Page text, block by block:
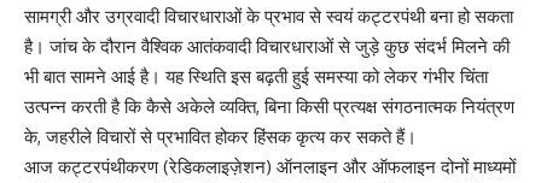
सामग्री और उग्रवादी विचारधाराओं के प्रभाव से स्वयं कट्टरपंथी बना हो सकता
है। जांच के दौरान वैश्विक आतंकवादी विचारधाराओं से जुड़े कुछ संदर्भ मिलने की
भी बात सामने आई है। यह स्थिति इस बढ़ती हुई समस्या को लेकर गंभीर चिंता
उत्पन्न करती है कि कैसे अकेले व्यक्ति, बिना किसी प्रत्यक्ष संगठनात्मक नियंत्रण
के, जहरीले विचारों से प्रभावित होकर हिंसक कृत्य कर सकते हैं।
आज कट्टरपंथीकरण (रेडिकलाइज़ेशन) ऑनलाइन और ऑफलाइन दोनों माध्यमों